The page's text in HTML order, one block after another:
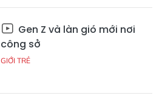
Gen Z và làn gió mới nơi
công sở
GIỚI TRẺ